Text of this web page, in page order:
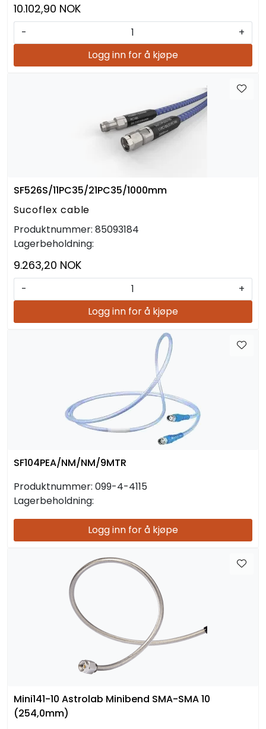
10.102,90 NOK
-
+
Logg inn for å kjøpe
SF526S/11PC35/21PC35/1000mm
Sucoflex cable
Produktnummer: 85093184
Lagerbeholdning:
9.263,20 NOK
-
+
Logg inn for å kjøpe
SF104PEA/NM/NM/9MTR
Produktnummer: 099-4-4115
Lagerbeholdning:
Logg inn for å kjøpe
Mini141-10 Astrolab Minibend SMA-SMA 10
(254,0mm)